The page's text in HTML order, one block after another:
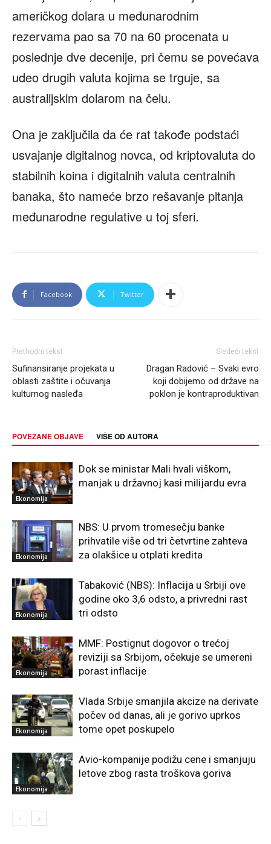
američkog dolara u međunarodnim
rezervama pao sa 70 na 60 procenata u
poslednje dve decenije, pri čemu se povećava
udeo drugih valuta kojima se trguje, sa
australijskim dolarom na čelu.
Ona je zaključila da će rat takođe podstaći
usvajanje digitalnog novca, od kriptovaluta do
stabilnih koina i digitalnih valuta centralnih
banaka, što nameće brzo rešavanje pitanja
međunarodne regulative u toj sferi.
Facebook Twitter
Prethodni tekst
Sufinansiranje projekata u
oblasti zaštite i očuvanja
kulturnog nasleđa
Sledeći tekst
Dragan Radović – Svaki evro
koji dobijemo od države na
poklon je kontraproduktivan
POVEZANE OBJAVE VIŠE OD AUTORA
Ekonomija
Dok se ministar Mali hvali viškom,
manjak u državnoj kasi milijardu evra
Ekonomija
NBS: U prvom tromesečju banke
prihvatile više od tri četvrtine zahteva
za olakšice u otplati kredita
Ekonomija
Tabaković (NBS): Inflacija u Srbiji ove
godine oko 3,6 odsto, a privredni rast
tri odsto
Ekonomija
MMF: Postignut dogovor o trećoj
reviziji sa Srbijom, očekuje se umereni
porast inflacije
Ekonomija
Vlada Srbije smanjila akcize na derivate
počev od danas, ali je gorivo uprkos
tome opet poskupelo
Ekonomija
Avio-kompanije podižu cene i smanjuju
letove zbog rasta troškova goriva